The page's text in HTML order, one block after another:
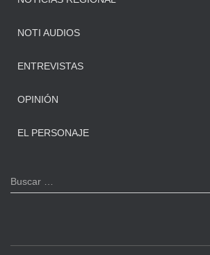
NOTI AUDIOS
ENTREVISTAS
OPINIÓN
EL PERSONAJE
B
u
Buscar …